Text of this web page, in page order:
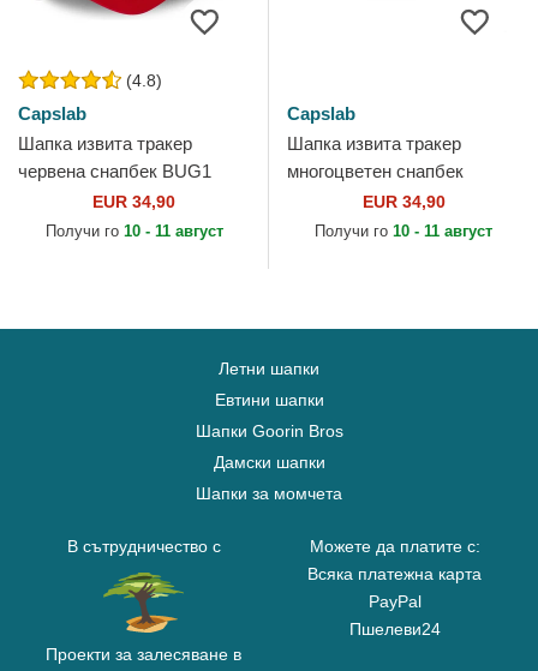
(4.8)
Capslab
Шапка извита тракер
червена снапбек BUG1
Бъгс Бъни Looney Tunes от
Capslab
EUR 34,90
Получи го 10 - 11 август
Capslab
Шапка извита тракер
многоцветен снапбек
LOO11 WHA Бъгс Бъни
Looney Tunes от Capslab
EUR 34,90
Получи го 10 - 11 август
Летни шапки
Евтини шапки
Шапки Goorin Bros
Дамски шапки
Шапки за момчета
В сътрудничество с
Проекти за залесяване в
Можете да платите с:
Всяка платежна карта
PayPal
Пшелеви24